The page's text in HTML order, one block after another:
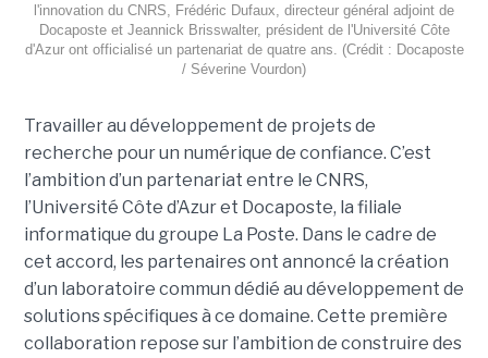
l'innovation du CNRS, Frédéric Dufaux, directeur général adjoint de
Docaposte et Jeannick Brisswalter, président de l'Université Côte
d'Azur ont officialisé un partenariat de quatre ans. (Crédit : Docaposte
/ Séverine Vourdon)
Travailler au développement de projets de
recherche pour un numérique de confiance. C’est
l’ambition d’un partenariat entre le CNRS,
l’Université Côte d’Azur et Docaposte, la filiale
informatique du groupe La Poste. Dans le cadre de
cet accord, les partenaires ont annoncé la création
d’un laboratoire commun dédié au développement de
solutions spécifiques à ce domaine. Cette première
collaboration repose sur l’ambition de construire des